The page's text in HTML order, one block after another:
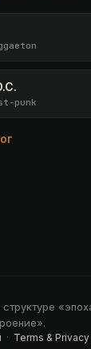
punk
структуре
· Terms & Privacy